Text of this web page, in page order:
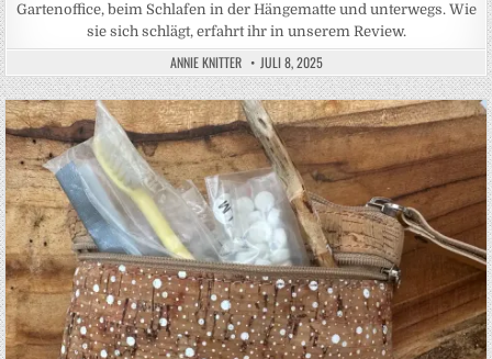
Gartenoffice, beim Schlafen in der Hängematte und unterwegs. Wie
sie sich schlägt, erfahrt ihr in unserem Review.
ANNIE KNITTER JULI 8, 2025
Posted in